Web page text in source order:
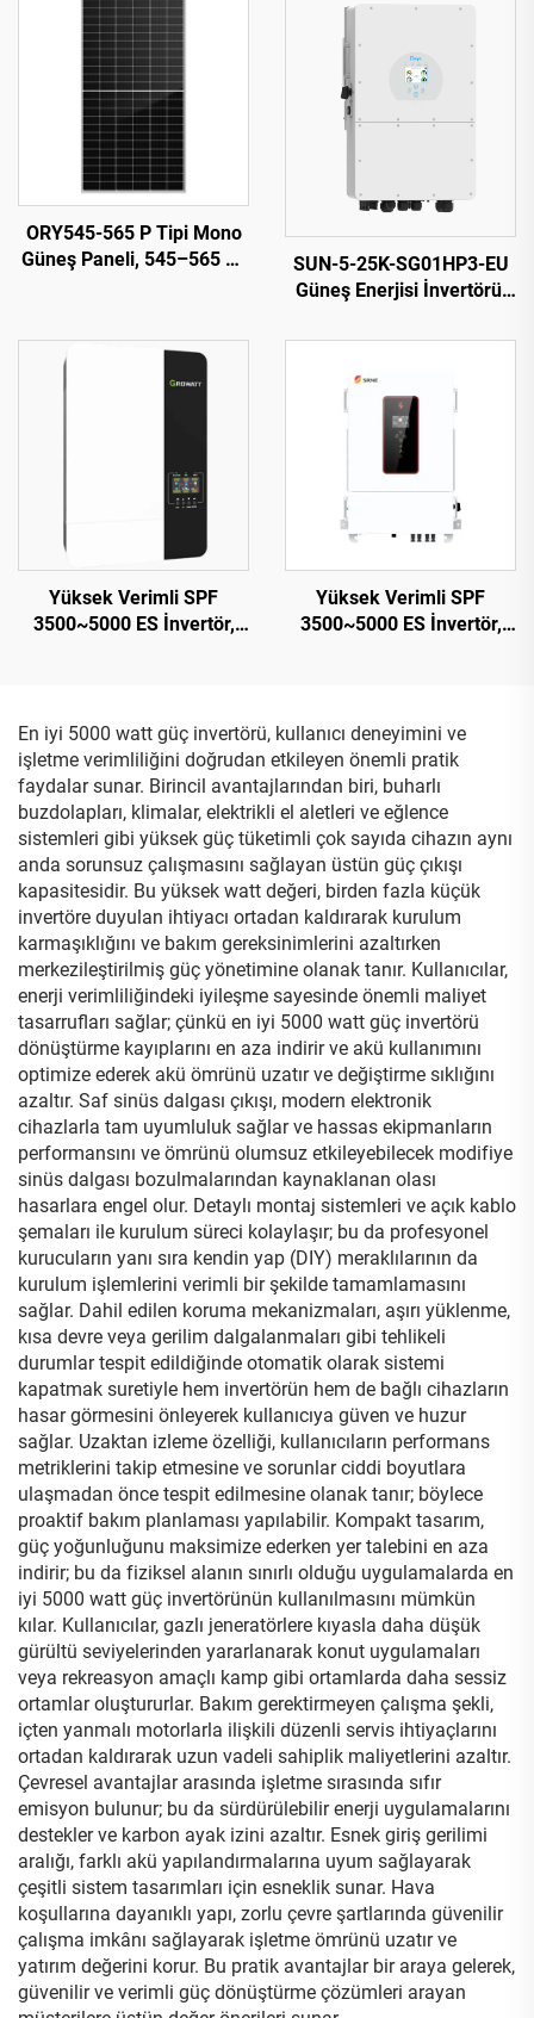
ORY545-565 P Tipi Mono
Güneş Paneli, 545–565 W,
Kullanımı
SUN-5-25K-SG01HP3-EU
Güneş Enerjisi İnvertörü,
1000 V PV Girişi, VDE/CE
Yüksek Verimli SPF
3500~5000 ES İnvertör,
Yüksek Verimli SPF
3500~5000 ES İnvertör,
En iyi 5000 watt güç invertörü, kullanıcı deneyimini ve
işletme verimliliğini doğrudan etkileyen önemli pratik
faydalar sunar. Birincil avantajlarından biri, buharlı
buzdolapları, klimalar, elektrikli el aletleri ve eğlence
sistemleri gibi yüksek güç tüketimli çok sayıda cihazın aynı
anda sorunsuz çalışmasını sağlayan üstün güç çıkışı
kapasitesidir. Bu yüksek watt değeri, birden fazla küçük
invertöre duyulan ihtiyacı ortadan kaldırarak kurulum
karmaşıklığını ve bakım gereksinimlerini azaltırken
merkezileştirilmiş güç yönetimine olanak tanır. Kullanıcılar,
enerji verimliliğindeki iyileşme sayesinde önemli maliyet
tasarrufları sağlar; çünkü en iyi 5000 watt güç invertörü
dönüştürme kayıplarını en aza indirir ve akü kullanımını
optimize ederek akü ömrünü uzatır ve değiştirme sıklığını
azaltır. Saf sinüs dalgası çıkışı, modern elektronik
cihazlarla tam uyumluluk sağlar ve hassas ekipmanların
performansını ve ömrünü olumsuz etkileyebilecek modifiye
sinüs dalgası bozulmalarından kaynaklanan olası
hasarlara engel olur. Detaylı montaj sistemleri ve açık kablo
şemaları ile kurulum süreci kolaylaşır; bu da profesyonel
kurucuların yanı sıra kendin yap (DIY) meraklılarının da
kurulum işlemlerini verimli bir şekilde tamamlamasını
sağlar. Dahil edilen koruma mekanizmaları, aşırı yüklenme,
kısa devre veya gerilim dalgalanmaları gibi tehlikeli
durumlar tespit edildiğinde otomatik olarak sistemi
kapatmak suretiyle hem invertörün hem de bağlı cihazların
hasar görmesini önleyerek kullanıcıya güven ve huzur
sağlar. Uzaktan izleme özelliği, kullanıcıların performans
metriklerini takip etmesine ve sorunlar ciddi boyutlara
ulaşmadan önce tespit edilmesine olanak tanır; böylece
proaktif bakım planlaması yapılabilir. Kompakt tasarım,
güç yoğunluğunu maksimize ederken yer talebini en aza
indirir; bu da fiziksel alanın sınırlı olduğu uygulamalarda en
iyi 5000 watt güç invertörünün kullanılmasını mümkün
kılar. Kullanıcılar, gazlı jeneratörlere kıyasla daha düşük
gürültü seviyelerinden yararlanarak konut uygulamaları
veya rekreasyon amaçlı kamp gibi ortamlarda daha sessiz
ortamlar oluştururlar. Bakım gerektirmeyen çalışma şekli,
içten yanmalı motorlarla ilişkili düzenli servis ihtiyaçlarını
ortadan kaldırarak uzun vadeli sahiplik maliyetlerini azaltır.
Çevresel avantajlar arasında işletme sırasında sıfır
emisyon bulunur; bu da sürdürülebilir enerji uygulamalarını
destekler ve karbon ayak izini azaltır. Esnek giriş gerilimi
aralığı, farklı akü yapılandırmalarına uyum sağlayarak
çeşitli sistem tasarımları için esneklik sunar. Hava
koşullarına dayanıklı yapı, zorlu çevre şartlarında güvenilir
çalışma imkânı sağlayarak işletme ömrünü uzatır ve
yatırım değerini korur. Bu pratik avantajlar bir araya gelerek,
güvenilir ve verimli güç dönüştürme çözümleri arayan